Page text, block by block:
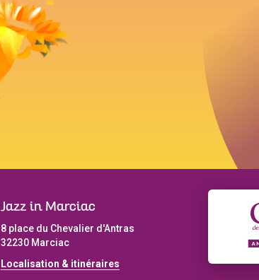
Jazz in Marciac
8 place du Chevalier d'Antras
32230 Marciac
Localisation & itinéraires